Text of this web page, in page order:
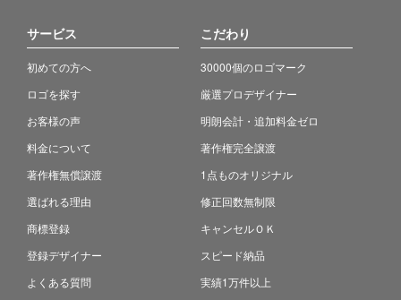
サービス
初めての方へ
ロゴを探す
お客様の声
料金について
著作権無償譲渡
選ばれる理由
商標登録
登録デザイナー
よくある質問
こだわり
30000個のロゴマーク
厳選プロデザイナー
明朗会計・追加料金ゼロ
著作権完全譲渡
1点ものオリジナル
修正回数無制限
キャンセルＯＫ
スピード納品
実績1万件以上